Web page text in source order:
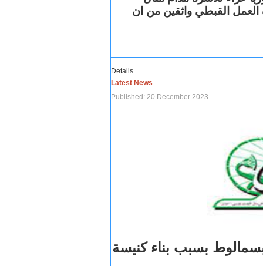
العمل القبطي واثقين من ان
Details
Latest News
Published: 20 December 2023
بسبب بناء كنيسة